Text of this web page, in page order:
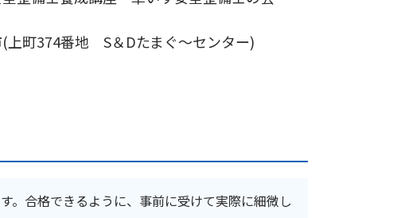
上町374番地 S＆Dたまぐ～センター)
。合格できるように、事前に受けて実際に細微し